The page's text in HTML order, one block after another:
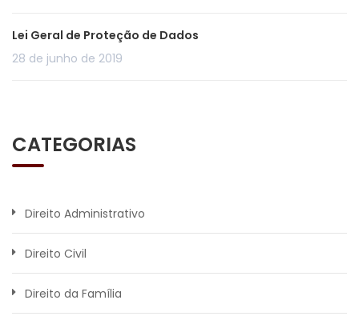
Lei Geral de Proteção de Dados
28 de junho de 2019
CATEGORIAS
Direito Administrativo
Direito Civil
Direito da Família